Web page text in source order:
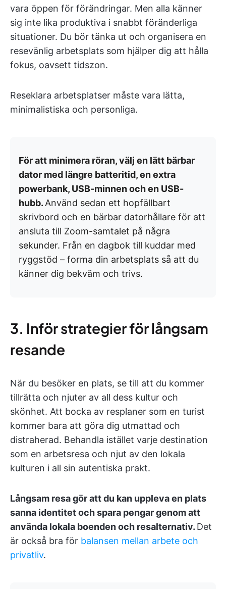
vara öppen för förändringar. Men alla känner
sig inte lika produktiva i snabbt föränderliga
situationer. Du bör tänka ut och organisera en
resevänlig arbetsplats som hjälper dig att hålla
fokus, oavsett tidszon.
Reseklara arbetsplatser måste vara lätta,
minimalistiska och personliga.
För att minimera röran, välj en lätt bärbar
dator med längre batteritid, en extra
powerbank, USB-minnen och en USB-
hubb. Använd sedan ett hopfällbart
skrivbord och en bärbar datorhållare för att
ansluta till Zoom-samtalet på några
sekunder. Från en dagbok till kuddar med
ryggstöd – forma din arbetsplats så att du
känner dig bekväm och trivs.
3. Inför strategier för långsam
resande
När du besöker en plats, se till att du kommer
tillrätta och njuter av all dess kultur och
skönhet. Att bocka av resplaner som en turist
kommer bara att göra dig utmattad och
distraherad. Behandla istället varje destination
som en arbetsresa och njut av den lokala
kulturen i all sin autentiska prakt.
Långsam resa gör att du kan uppleva en plats
sanna identitet och spara pengar genom att
använda lokala boenden och resalternativ. Det
är också bra för balansen mellan arbete och
privatliv.